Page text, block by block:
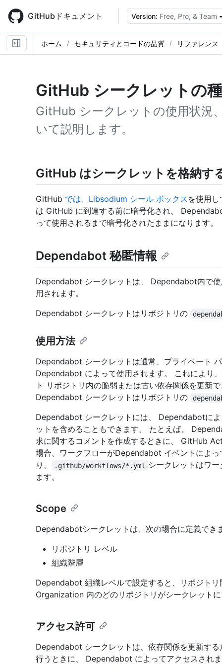
main
content
GitHubドキュメント Version: Free, Pro, & Team
ホーム セキュリティとコードの品質 リファレンス
GitHub シークレットの
GitHub シークレットの使用状況
いて説明します。
GitHub はシークレットを格納す
GitHub では、Libsodium シール ボックス を使用
は GitHub に到達する前に暗号化され、
って使用されるまで暗号化されたままになります。
Dependabot 秘匿情報
Dependabot シークレットは、 Dependabot内で
用されます。
Dependabot シークレットはリポジトリの
使用方法
Dependabot シークレットは通常、プライベート
Dependabot によって使用されます。 これにより
ト リポジトリ内の脆弱または古い依存関係を更新
Dependabot シークレットはリポジトリの
Dependabot シークレットには、 Dependabotに
ットを含めることもできます。 たとえば、
求に関するコメントを作成するときに、 GitHub
場合、ワークフローがDependabot イベントによっ
り、
.github/workflows/*.yml
シークレットはワ
ます。
Scope
Dependabotシークレットは、次の場合に定義でき
リポジトリ レベル
組織階層
Dependabot 組織レベルで設定すると、リポジト
Organization 内のどのリポジトリがシークレット
アクセス許可
Dependabot シークレットは、依存関係を更新す
行うときに、 Dependabot によってアクセスされ